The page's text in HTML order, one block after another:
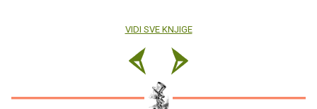
VIDI SVE KNJIGE